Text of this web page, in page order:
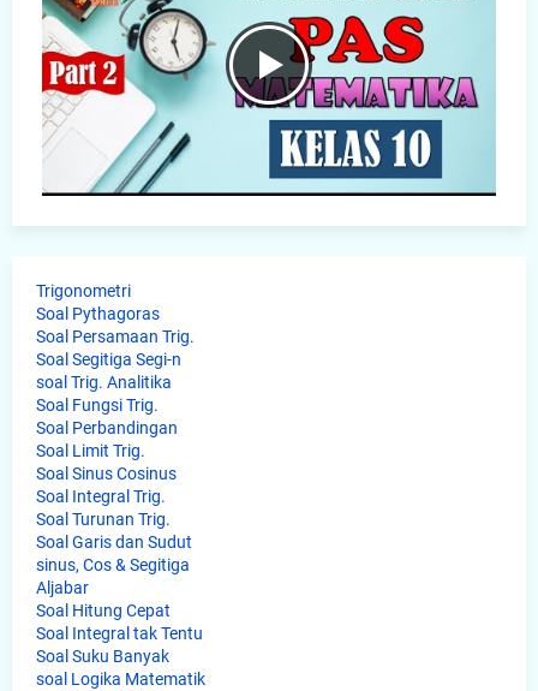
Trigonometri
Soal Pythagoras
Soal Persamaan Trig.
Soal Segitiga Segi-n
soal Trig. Analitika
Soal Fungsi Trig.
Soal Perbandingan
Soal Limit Trig.
Soal Sinus Cosinus
Soal Integral Trig.
Soal Turunan Trig.
Soal Garis dan Sudut
sinus, Cos & Segitiga
Aljabar
Soal Hitung Cepat
Soal Integral tak Tentu
Soal Suku Banyak
soal Logika Matematik